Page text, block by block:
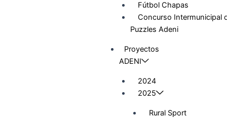
Fútbol Chapas
Concurso Intermunicipal
Puzzles Adeni
Proyectos
ADENI
2024
2025
Rural Sport